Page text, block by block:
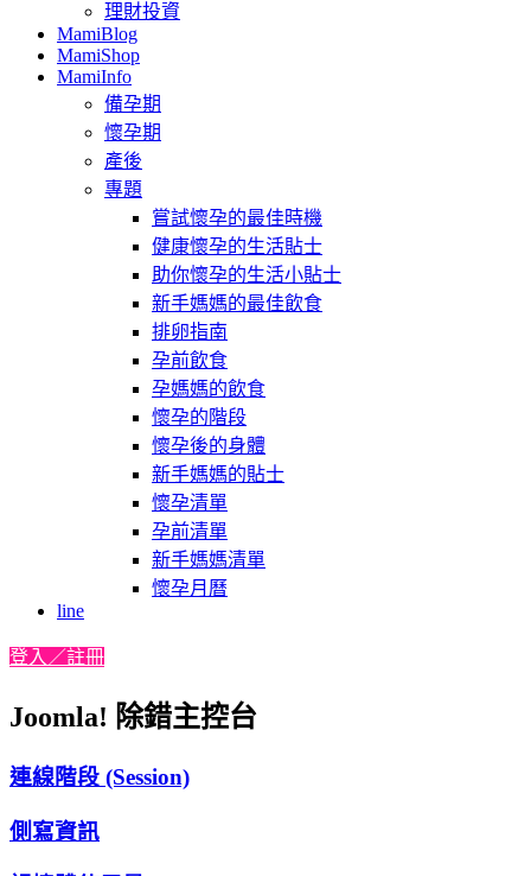
理財投資
MamiBlog
MamiShop
MamiInfo
備孕期
懷孕期
產後
專題
嘗試懷孕的最佳時機
健康懷孕的生活貼士
助你懷孕的生活小貼士
新手媽媽的最佳飲食
排卵指南
孕前飲食
孕媽媽的飲食
懷孕的階段
懷孕後的身體
新手媽媽的貼士
懷孕清單
孕前清單
新手媽媽清單
懷孕月曆
line
登入／註冊
Joomla! 除錯主控台
連線階段 (Session)
側寫資訊